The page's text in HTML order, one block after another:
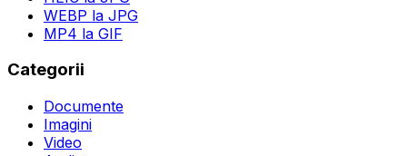
WEBP la JPG
MP4 la GIF
Categorii
Documente
Imagini
Video